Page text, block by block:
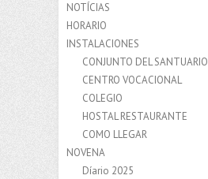
NOTÍCIAS
HORARIO
INSTALACIONES
CONJUNTO DEL SANTUARIO
CENTRO VOCACIONAL
COLEGIO
HOSTAL RESTAURANTE
COMO LLEGAR
NOVENA
Díario 2025